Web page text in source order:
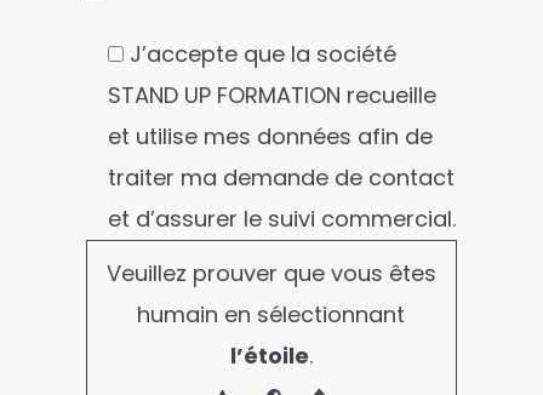
J’accepte que la société
STAND UP FORMATION recueille
et utilise mes données afin de
traiter ma demande de contact
et d’assurer le suivi commercial.
Veuillez prouver que vous êtes
humain en sélectionnant
l’étoile.